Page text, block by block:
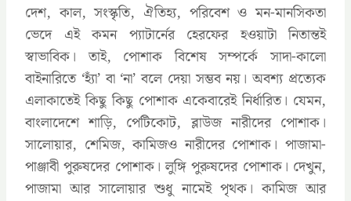
দেশ, কাল, সংস্কৃতি, ঐতিহ্য, পরিবেশ ও মন-মানসিকতা
ভেদে এই কমন প্যাটার্নের হেরফের হওয়াটা নিতান্তই
স্বাভাবিক। তাই, পোশাক বিশেষ সম্পর্কে সাদা-কালো
বাইনারিতে ‘হ্যাঁ’ বা ‘না’ বলে দেয়া সম্ভব নয়। অবশ্য প্রত্যেক
এলাকাতেই কিছু কিছু পোশাক একেবারেই নির্ধারিত। যেমন,
বাংলাদেশে শাড়ি, পেটিকোট, ব্লাউজ নারীদের পোশাক।
সালোয়ার, শেমিজ, কামিজও নারীদের পোশাক। পাজামা-
পাঞ্জাবী পুরুষদের পোশাক। লুঙ্গি পুরুষদের পোশাক। দেখুন,
পাজামা আর সালোয়ার শুধু নামেই পৃথক। কামিজ আর